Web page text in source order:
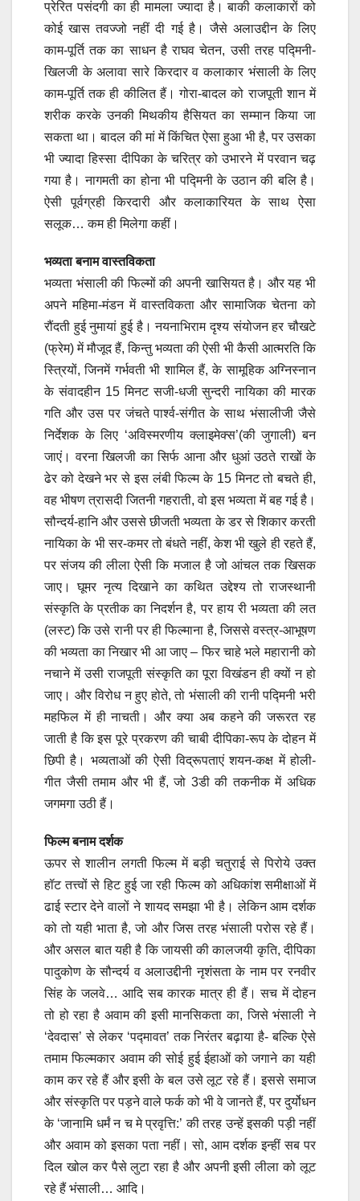
प्रेरित पसंदगी का ही मामला ज्यादा है। बाकी कलाकारों को
कोई खास तवज्जो नहीं दी गई है। जैसे अलाउद्दीन के लिए
काम-पूर्ति तक का साधन है राघव चेतन, उसी तरह पद्मिनी-
खिलजी के अलावा सारे किरदार व कलाकार भंसाली के लिए
काम-पूर्ति तक ही कीलित हैं। गोरा-बादल को राजपूती शान में
शरीक करके उनकी मिथकीय हैसियत का सम्मान किया जा
सकता था। बादल की मां में किंचित ऐसा हुआ भी है, पर उसका
भी ज्यादा हिस्सा दीपिका के चरित्र को उभारने में परवान चढ़
गया है। नागमती का होना भी पद्मिनी के उठान की बलि है।
ऐसी पूर्वग्रही किरदारी और कलाकारियत के साथ ऐसा
सलूक… कम ही मिलेगा कहीं।
भव्यता बनाम वास्तविकता
भव्यता भंसाली की फिल्मों की अपनी खासियत है। और यह भी
अपने महिमा-मंडन में वास्तविकता और सामाजिक चेतना को
रौंदती हुई नुमायां हुई है। नयनाभिराम दृश्य संयोजन हर चौखटे
(फ्रेम) में मौजूद हैं, किन्तु भव्यता की ऐसी भी कैसी आत्मरति कि
स्त्रियों, जिनमें गर्भवती भी शामिल हैं, के सामूहिक अग्निस्नान
के संवादहीन 15 मिनट सजी-धजी सुन्दरी नायिका की मारक
गति और उस पर जंचते पार्श्व-संगीत के साथ भंसालीजी जैसे
निर्देशक के लिए ‘अविस्मरणीय क्लाइमेक्स’(की जुगाली) बन
जाएं। वरना खिलजी का सिर्फ आना और धुआं उठते राखों के
ढेर को देखने भर से इस लंबी फिल्म के 15 मिनट तो बचते ही,
वह भीषण त्रासदी जितनी गहराती, वो इस भव्यता में बह गई है।
सौन्दर्य-हानि और उससे छीजती भव्यता के डर से शिकार करती
नायिका के भी सर-कमर तो बंधते नहीं, केश भी खुले ही रहते हैं,
पर संजय की लीला ऐसी कि मजाल है जो आंचल तक खिसक
जाए। घूमर नृत्य दिखाने का कथित उद्देश्य तो राजस्थानी
संस्कृति के प्रतीक का निदर्शन है, पर हाय री भव्यता की लत
(लस्ट) कि उसे रानी पर ही फिल्माना है, जिससे वस्त्र-आभूषण
की भव्यता का निखार भी आ जाए – फिर चाहे भले महारानी को
नचाने में उसी राजपूती संस्कृति का पूरा विखंडन ही क्यों न हो
जाए। और विरोध न हुए होते, तो भंसाली की रानी पद्मिनी भरी
महफिल में ही नाचती। और क्या अब कहने की जरूरत रह
जाती है कि इस पूरे प्रकरण की चाबी दीपिका-रूप के दोहन में
छिपी है। भव्यताओं की ऐसी विद्रूपताएं शयन-कक्ष में होली-
गीत जैसी तमाम और भी हैं, जो 3डी की तकनीक में अधिक
जगमगा उठी हैं।
फिल्म बनाम दर्शक
ऊपर से शालीन लगती फिल्म में बड़ी चतुराई से पिरोये उक्त
हॉट तत्त्वों से हिट हुई जा रही फिल्म को अधिकांश समीक्षाओं में
ढाई स्टार देने वालों ने शायद समझा भी है। लेकिन आम दर्शक
को तो यही भाता है, जो और जिस तरह भंसाली परोस रहे हैं।
और असल बात यही है कि जायसी की कालजयी कृति, दीपिका
पादुकोण के सौन्दर्य व अलाउद्दीनी नृशंसता के नाम पर रनवीर
सिंह के जलवे… आदि सब कारक मात्र ही हैं। सच में दोहन
तो हो रहा है अवाम की इसी मानसिकता का, जिसे भंसाली ने
‘देवदास’ से लेकर ‘पद्मावत’ तक निरंतर बढ़ाया है- बल्कि ऐसे
तमाम फिल्मकार अवाम की सोई हुई ईहाओं को जगाने का यही
काम कर रहे हैं और इसी के बल उसे लूट रहे हैं। इससे समाज
और संस्कृति पर पड़ने वाले फर्क को भी वे जानते हैं, पर दुर्योधन
के ‘जानामि धर्मं न च मे प्रवृत्ति:’ की तरह उन्हें इसकी पड़ी नहीं
और अवाम को इसका पता नहीं। सो, आम दर्शक इन्हीं सब पर
दिल खोल कर पैसे लुटा रहा है और अपनी इसी लीला को लूट
रहे हैं भंसाली… आदि।